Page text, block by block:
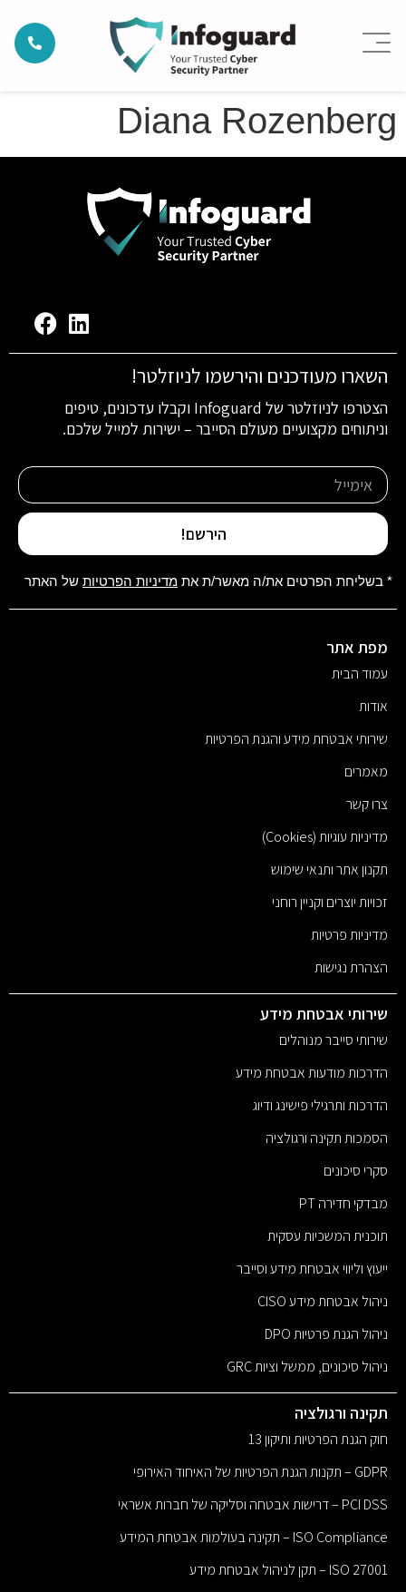
Diana Rozenberg
השארו מעודכנים והירשמו לניוזלטר!
הצטרפו לניוזלטר של Infoguard וקבלו עדכונים, טיפים
וניתוחים מקצועיים מעולם הסייבר – ישירות למייל שלכם.
הירשם!
* בשליחת הפרטים את/ה מאשר/ת את מדיניות הפרטיות של האתר
מפת אתר
עמוד הבית
אודות
שירותי אבטחת מידע והגנת הפרטיות
מאמרים
צרו קשר
מדיניות עוגיות (Cookies)
תקנון אתר ותנאי שימוש
זכויות יוצרים וקניין רוחני
מדיניות פרטיות
הצהרת נגישות
שירותי אבטחת מידע
שירותי סייבר מנוהלים
הדרכות מודעות אבטחת מידע
הדרכות ותרגילי פישינג ודיוג
הסמכות תקינה ורגולציה
סקרי סיכונים
מבדקי חדירה PT
תוכנית המשכיות עסקית
ייעוץ וליווי אבטחת מידע וסייבר
ניהול אבטחת מידע CISO
ניהול הגנת פרטיות DPO
ניהול סיכונים, ממשל וציות GRC
תקינה ורגולציה
חוק הגנת הפרטיות ותיקון 13
GDPR – תקנות הגנת הפרטיות של האיחוד האירופי
PCI DSS – דרישות אבטחה וסליקה של חברות אשראי
ISO Compliance – תקינה בעולמות אבטחת המידע
ISO 27001 – תקן לניהול אבטחת מידע